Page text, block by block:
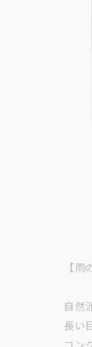
【雨
自然
長い